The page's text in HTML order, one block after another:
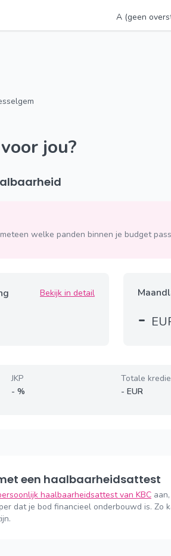
A (geen
jou?
welke panden binnen je budget
Bekijk in detail
-
JKP
- %
Totale
- EUR
met een haalbaarheidsattest
haalbaarheidsattest van KBC
dat je bod financieel onderbouwd is. Zo